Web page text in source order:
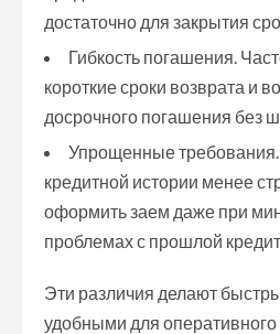
достаточно для закрытия
Гибкость погашения.
короткие сроки возврата и
досрочного погашения без
Упрощенные
кредитной истории менее
оформить заем даже при
проблемах с прошлой
Эти различия делают
удобными для